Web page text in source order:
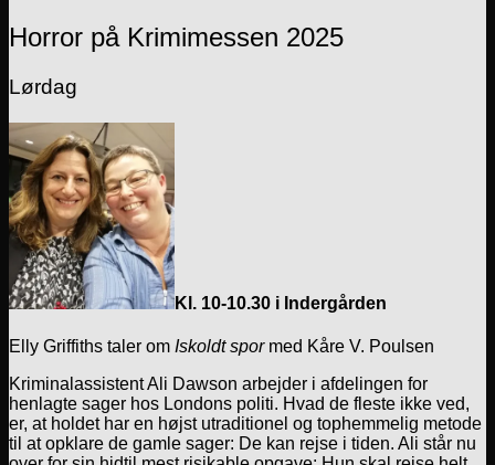
Horror på Krimimessen 2025
Lørdag
Kl. 10-10.30 i Indergården
Elly Griffiths taler om Iskoldt spormed Kåre V. Poulsen
Kriminalassistent Ali Dawson arbejder i afdelingen for
henlagte sager hos Londons politi. Hvad de fleste ikke ved,
er, at holdet har en højst utraditionel og tophemmelig metode
til at opklare de gamle sager: De kan rejse i tiden. Ali står nu